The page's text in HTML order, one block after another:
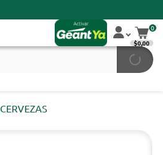
0
$0,00
CERVEZAS